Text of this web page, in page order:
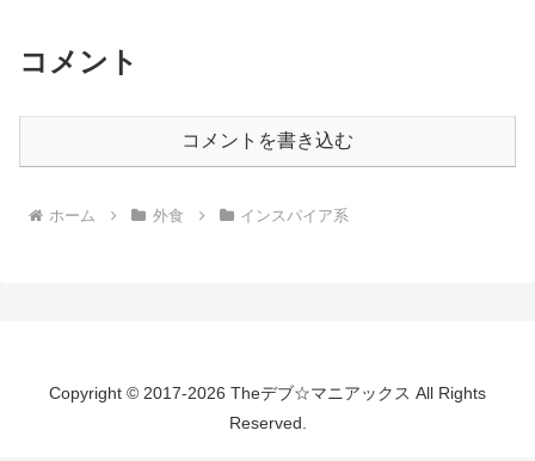
コメント
コメントを書き込む
ホーム 外食 インスパイア系
Copyright © 2017-2026 Theデブ☆マニアックス All Rights
Reserved.